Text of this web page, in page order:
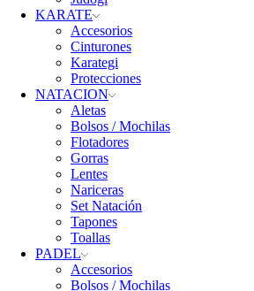
KARATE
Accesorios
Cinturones
Karategi
Protecciones
NATACION
Aletas
Bolsos / Mochilas
Flotadores
Gorras
Lentes
Nariceras
Set Natación
Tapones
Toallas
PADEL
Accesorios
Bolsos / Mochilas